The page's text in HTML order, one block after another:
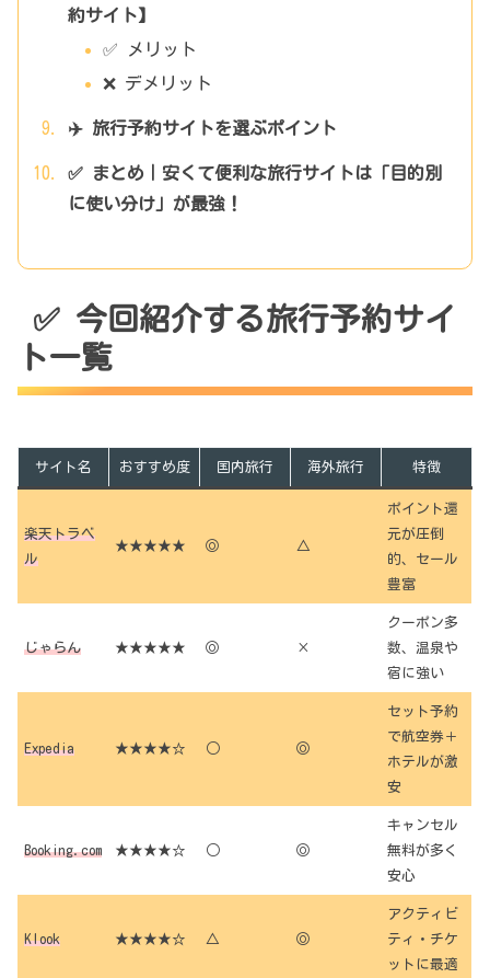
約サイト】
✅ メリット
❌ デメリット
✈️ 旅行予約サイトを選ぶポイント
✅ まとめ｜安くて便利な旅行サイトは「目的別
に使い分け」が最強！
✅ 今回紹介する旅行予約サイ
ト一覧
サイト名 おすすめ度 国内旅行 海外旅行 特徴
楽天トラベ
ル
★★★★★ ◎ △
ポイント還
元が圧倒
的、セール
豊富
じゃらん ★★★★★ ◎ ×
クーポン多
数、温泉や
宿に強い
Expedia ★★★★☆ ○ ◎
セット予約
で航空券＋
ホテルが激
安
Booking.com ★★★★☆ ○ ◎
キャンセル
無料が多く
安心
Klook ★★★★☆ △ ◎
アクティビ
ティ・チケ
ットに最適